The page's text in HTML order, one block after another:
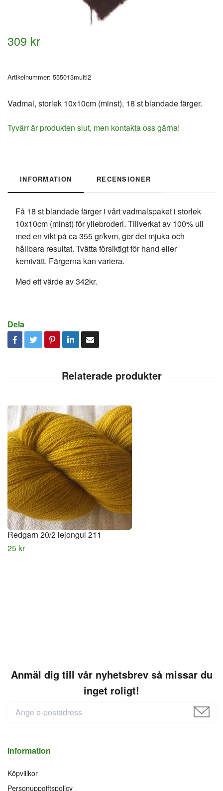
309 kr
Artikelnummer: 555013multi2
Vadmal, storlek 10x10cm (minst), 18 st blandade färger.
Tyvärr är produkten slut, men kontakta oss gärna!
INFORMATION RECENSIONER
Få 18 st blandade färger i vårt vadmalspaket i storlek
10x10cm (minst) för yllebroderi. Tillverkat av 100% ull
med en vikt på ca 355 gr/kvm, ger det mjuka och
hållbara resultat. Tvätta försiktigt för hand eller
kemtvätt. Färgerna kan variera.
Med ett värde av 342kr.
Dela
Redgarn 20/2 lejongul 211
25 kr
Anmäl dig till vår nyhetsbrev så missar du
inget roligt!
Information
Köpvillkor
Personuppgiftspolicy